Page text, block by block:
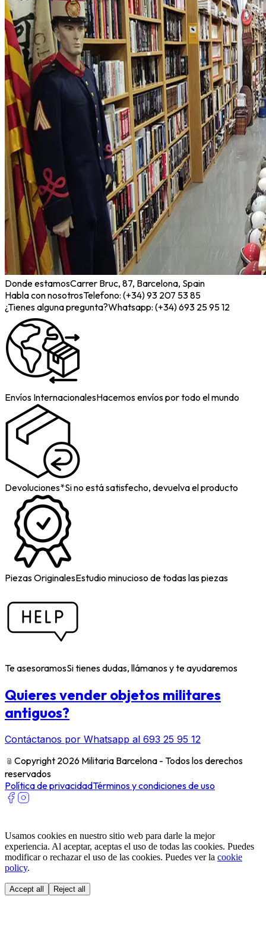
Donde estamosCarrer Bruc, 87, Barcelona, Spain
Habla con nosotrosTelefono: (+34) 93 207 53 85
¿Tienes alguna pregunta?Whatsapp: (+34) 693 25 95 12
Envíos InternacionalesHacemos envíos por todo el mundo
Devoluciones*Si no está satisfecho, devuelva el producto
Piezas OriginalesEstudio minucioso de todas las piezas
Te asesoramosSi tienes dudas, llámanos y te ayudaremos
Quieres vender objetos militares
antiguos?
Contáctanos por Whatsapp al 693 25 95 12
﹫ Copyright 2026 Militaria Barcelona - Todos los derechos
reservados
Política de privacidadTérminos y condiciones de uso
Usamos cookies en nuestro sitio web para darle la mejor
experiencia. Al aceptar, aceptas el uso de todas las cookies. Puedes
modificar o rechazar el uso de las cookies. Puedes ver la cookie
policy.
Accept all Reject all